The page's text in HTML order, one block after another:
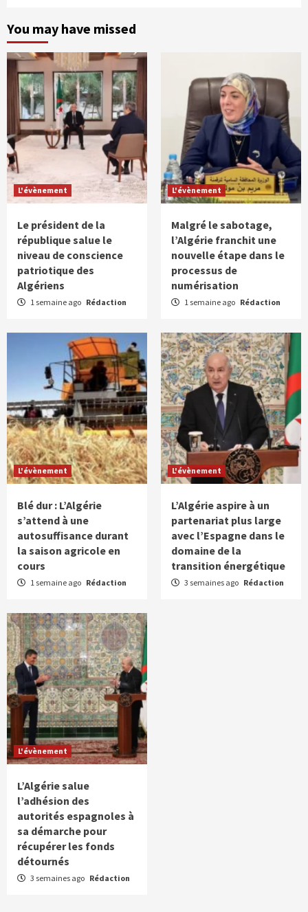
You may have missed
L'évènement
Le président de la
république salue le
niveau de conscience
patriotique des
Algériens
1 semaine ago Rédaction
L'évènement
Malgré le sabotage,
l’Algérie franchit une
nouvelle étape dans le
processus de
numérisation
1 semaine ago Rédaction
L'évènement
Blé dur : L’Algérie
s’attend à une
autosuffisance durant
la saison agricole en
cours
1 semaine ago Rédaction
L'évènement
L’Algérie aspire à un
partenariat plus large
avec l’Espagne dans le
domaine de la
transition énergétique
3 semaines ago Rédaction
L'évènement
L’Algérie salue
l’adhésion des
autorités espagnoles à
sa démarche pour
récupérer les fonds
détournés
3 semaines ago Rédaction